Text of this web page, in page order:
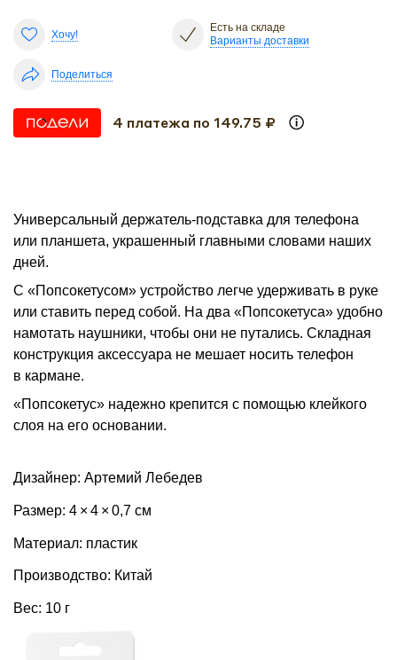
Хочу!
Есть на складе
Варианты доставки
Поделиться
4 платежа по 149.75 ₽
Универсальный держатель-подставка для телефона
или планшета, украшенный главными словами наших
дней.
С «Попсокетусом» устройство легче удерживать в руке
или ставить перед собой. На два «Попсокетуса» удобно
намотать наушники, чтобы они не путались. Складная
конструкция аксессуара не мешает носить телефон
в кармане.
«Попсокетус» надежно крепится с помощью клейкого
слоя на его основании.
Дизайнер: Артемий Лебедев
Размер: 4 × 4 × 0,7 см
Материал: пластик
Производство: Китай
Вес: 10 г